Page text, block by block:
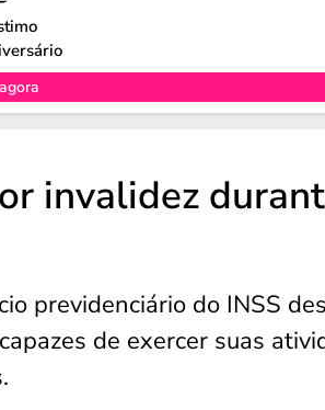
invalidez
previdenciário do INSS
de exercer suas